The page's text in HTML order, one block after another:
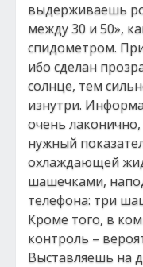
выдерживаешь
между 30 и 50»,
спидометром.
ибо сделан
солнце, тем
изнутри.
очень
нужный
охлаждающей
шашечками,
телефона: три
Кроме того, в
контроль –
Выставляешь на